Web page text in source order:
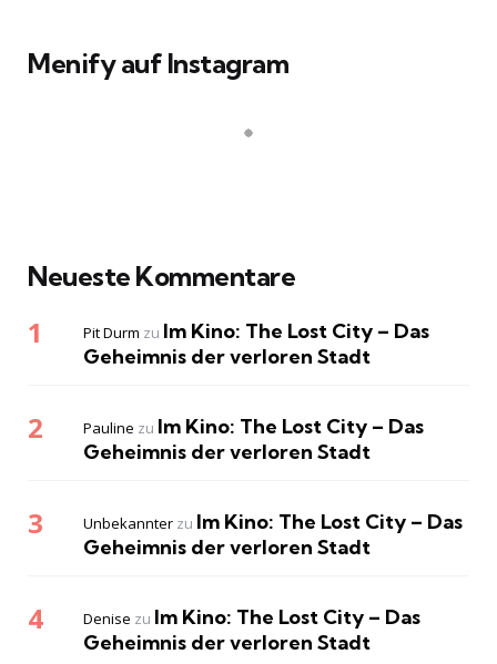
Menify auf Instagram
Neueste Kommentare
Pit Durm zu Im Kino: The Lost City – Das
Geheimnis der verloren Stadt
Pauline zu Im Kino: The Lost City – Das
Geheimnis der verloren Stadt
Unbekannter zu Im Kino: The Lost City – Das
Geheimnis der verloren Stadt
Denise zu Im Kino: The Lost City – Das
Geheimnis der verloren Stadt